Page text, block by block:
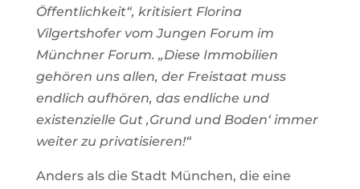
Öffentlichkeit“, kritisiert Florina
Vilgertshofer vom Jungen Forum im
Münchner Forum. „Diese Immobilien
gehören uns allen, der Freistaat muss
endlich aufhören, das endliche und
existenzielle Gut ‚Grund und Boden‘ immer
weiter zu privatisieren!“
Anders als die Stadt München, die eine